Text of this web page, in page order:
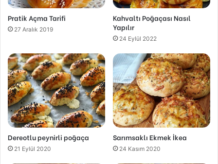
Pratik Açma Tarifi
27 Aralık 2019
Kahvaltı Poğaçası Nasıl
Yapılır
24 Eylül 2022
Dereotlu peynirli poğaça
21 Eylül 2020
Sarımsaklı Ekmek İkea
24 Kasım 2020